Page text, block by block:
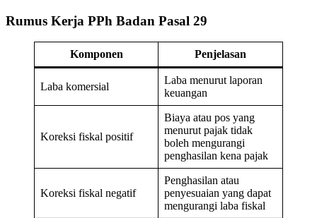
Rumus Kerja PPh Badan Pasal 29
Komponen Penjelasan
Laba komersial
Laba menurut laporan
keuangan
Koreksi fiskal positif
Biaya atau pos yang
menurut pajak tidak
boleh mengurangi
penghasilan kena pajak
Koreksi fiskal negatif
Penghasilan atau
penyesuaian yang dapat
mengurangi laba fiskal